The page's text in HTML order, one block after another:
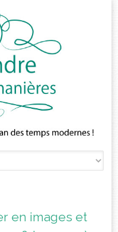
en images et